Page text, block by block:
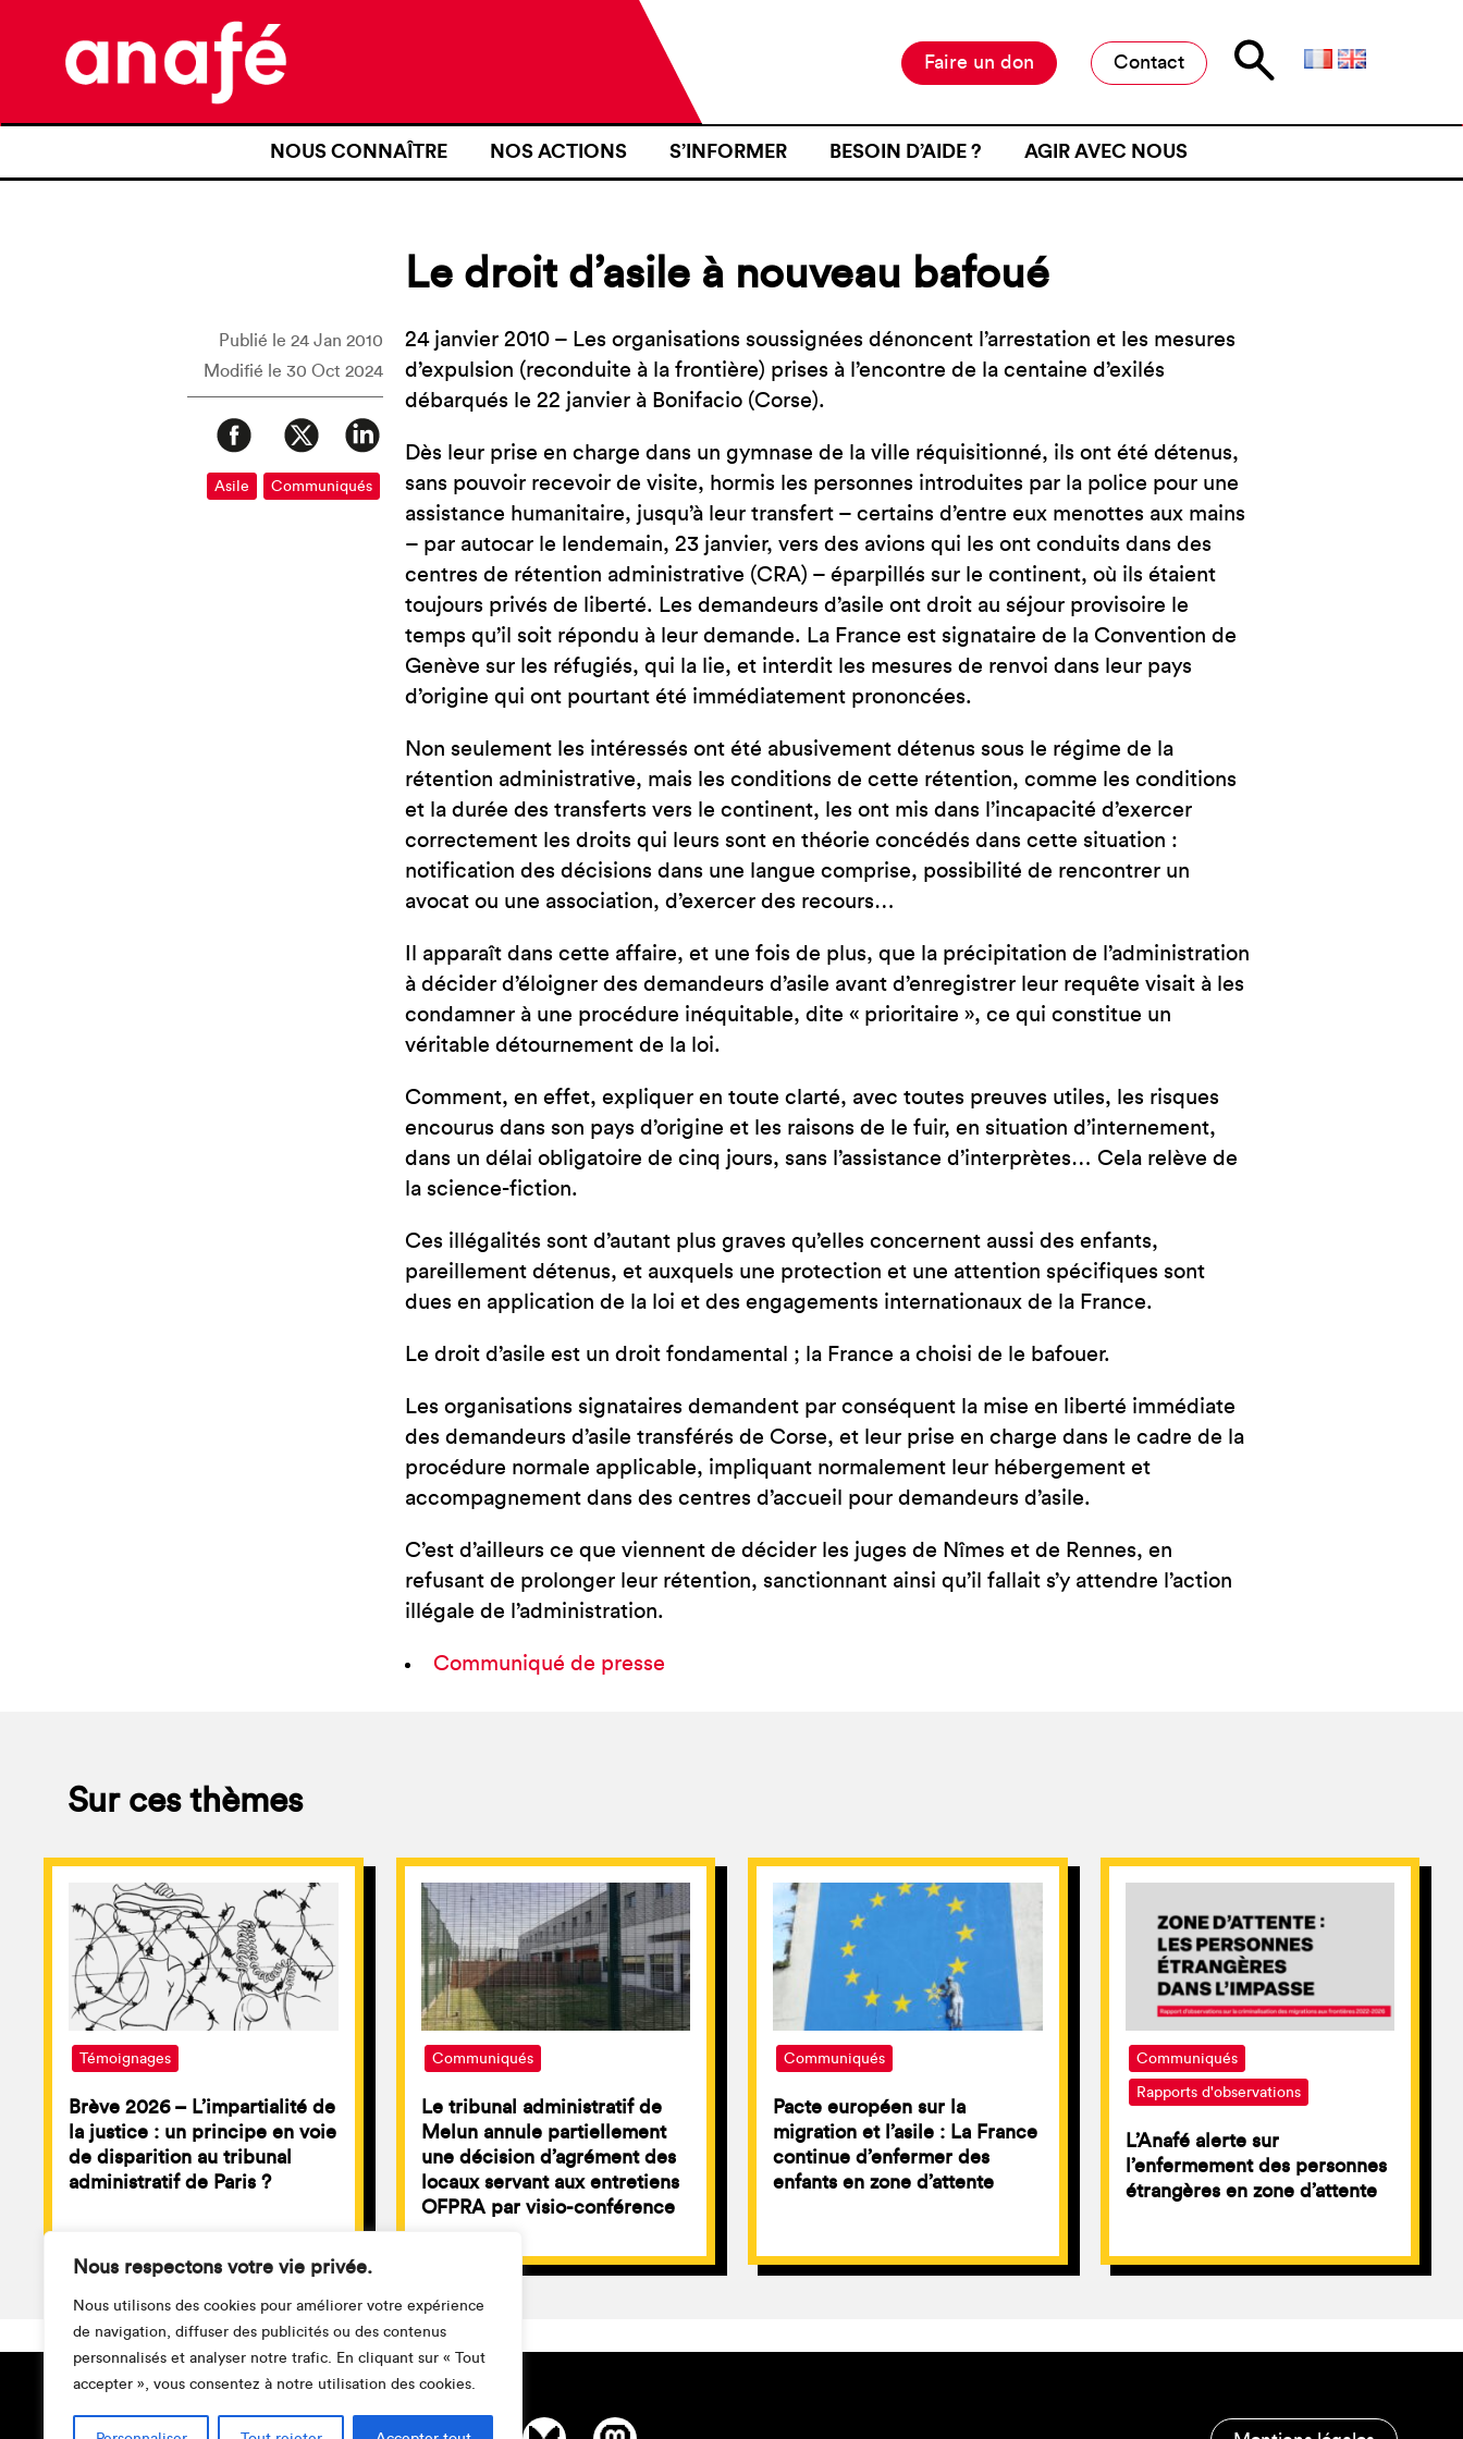
Nous respectons votre vie privée.
Nous utilisons des cookies pour améliorer votre expérience
de navigation, diffuser des publicités ou des contenus
personnalisés et analyser notre trafic. En cliquant sur « Tout
accepter », vous consentez à notre utilisation des cookies.
NOUS CONNAÎTRE
NOS REVENDICATIONS
TRANSPARENCE
NOS PARTENAIRES
NOS ACTIONS
NOS MOYENS D’ACTION
S’INFORMER
RESSOURCES
CARTOGRAPHIE
BESOIN D’AIDE ?
J’AI FAIT L’OBJET D’UN CONTRÔLE
INTÉRIEURE TERRESTRE
J’AI ÉTÉ VICTIME DE VIOLENCE À UNE
JE VOUDRAIS TÉMOIGNER
JE SUIS EN FRANCE
AGIR AVEC NOUS
RESTER INFORMÉ·E
Faire un don Contact
Le droit d’asile à nouveau bafoué
Publié le 24 Jan 2010
Modifié le 30 Oct 2024
Asile Communiqués
24 janvier 2010 – Les organisations soussignées dénoncent l’arrestation et les mesures
d’expulsion (reconduite à la frontière) prises à l’encontre de la centaine d’exilés
débarqués le 22 janvier à Bonifacio (Corse).
Dès leur prise en charge dans un gymnase de la ville réquisitionné, ils ont été détenus,
sans pouvoir recevoir de visite, hormis les personnes introduites par la police pour une
assistance humanitaire, jusqu’à leur transfert – certains d’entre eux menottes aux mains
– par autocar le lendemain, 23 janvier, vers des avions qui les ont conduits dans des
centres de rétention administrative (CRA) – éparpillés sur le continent, où ils étaient
toujours privés de liberté. Les demandeurs d’asile ont droit au séjour provisoire le
temps qu’il soit répondu à leur demande. La France est signataire de la Convention de
Genève sur les réfugiés, qui la lie, et interdit les mesures de renvoi dans leur pays
d’origine qui ont pourtant été immédiatement prononcées.
Non seulement les intéressés ont été abusivement détenus sous le régime de la
rétention administrative, mais les conditions de cette rétention, comme les conditions
et la durée des transferts vers le continent, les ont mis dans l’incapacité d’exercer
correctement les droits qui leurs sont en théorie concédés dans cette situation :
notification des décisions dans une langue comprise, possibilité de rencontrer un
avocat ou une association, d’exercer des recours…
Il apparaît dans cette affaire, et une fois de plus, que la précipitation de l’administration
à décider d’éloigner des demandeurs d’asile avant d’enregistrer leur requête visait à les
condamner à une procédure inéquitable, dite « prioritaire », ce qui constitue un
véritable détournement de la loi.
Comment, en effet, expliquer en toute clarté, avec toutes preuves utiles, les risques
encourus dans son pays d’origine et les raisons de le fuir, en situation d’internement,
dans un délai obligatoire de cinq jours, sans l’assistance d’interprètes… Cela relève de
la science-fiction.
Ces illégalités sont d’autant plus graves qu’elles concernent aussi des enfants,
pareillement détenus, et auxquels une protection et une attention spécifiques sont
dues en application de la loi et des engagements internationaux de la France.
Le droit d’asile est un droit fondamental ; la France a choisi de le bafouer.
Les organisations signataires demandent par conséquent la mise en liberté immédiate
des demandeurs d’asile transférés de Corse, et leur prise en charge dans le cadre de la
procédure normale applicable, impliquant normalement leur hébergement et
accompagnement dans des centres d’accueil pour demandeurs d’asile.
C’est d’ailleurs ce que viennent de décider les juges de Nîmes et de Rennes, en
refusant de prolonger leur rétention, sanctionnant ainsi qu’il fallait s’y attendre l’action
illégale de l’administration.
Communiqué de presse
Sur ces thèmes
Témoignages
Brève 2026 – L’impartialité de
la justice : un principe en voie
de disparition au tribunal
administratif de Paris ?
Communiqués
Le tribunal administratif de
Melun annule partiellement
une décision d’agrément des
locaux servant aux entretiens
OFPRA par visio-conférence
Communiqués
Pacte européen sur la
migration et l’asile : La France
continue d’enfermer des
enfants en zone d’attente
Communiqués
Rapports d'observations
L’Anafé alerte sur
l’enfermement des personnes
étrangères en zone d’attente